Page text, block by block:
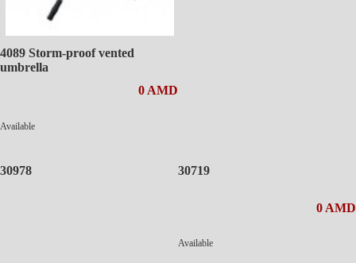
4089 Storm-proof vented
umbrella
0 AMD
Available
30978 30719
0 AMD
Available